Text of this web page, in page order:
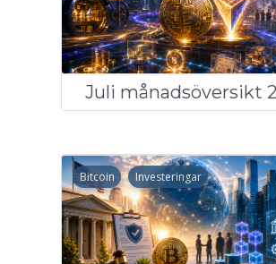
Juli månadsöversikt
Bitcoin Investeringar